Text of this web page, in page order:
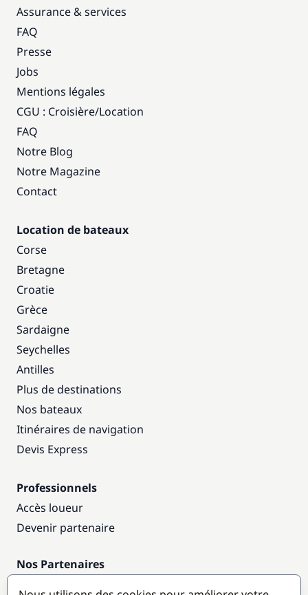
Assurance & services
FAQ
Presse
Jobs
Mentions légales
CGU : Croisière/Location
FAQ
Notre Blog
Notre Magazine
Contact
Location de bateaux
Corse
Bretagne
Croatie
Grèce
Sardaigne
Seychelles
Antilles
Plus de destinations
Nos bateaux
Itinéraires de navigation
Devis Express
Professionnels
Accès loueur
Devenir partenaire
Nos Partenaires